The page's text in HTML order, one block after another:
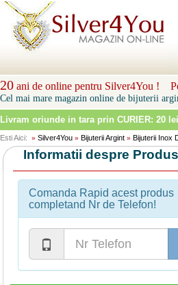
20 ani de online pentru Silver4You !
Cel mai mare magazin online de bijuterii
Livram oriunde in tara prin CURIER: 20
Esti Aici: » Silver4You » Bijuterii Argint » Bijuterii Inox
Informatii despre Produs
Comanda Rapid acest produs
completand Nr de Telefon!